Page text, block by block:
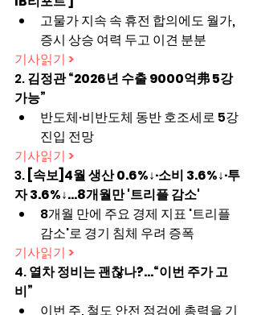
고물가 지속 속 휴전 합의에도 월가,
증시 상승 여력 두고 이견 분분
기사읽기 >
2. 김정관 “2026년 수출 9000억弗 5강
가능”
반도체·비반도체 동반 호조세로 5강
진입 전망
기사읽기 >
3. [속보]4월 생산 0.6%↓·소비 3.6%↓·투
자 3.6%↓…8개월만 '트리플 감소'
8개월 만에 주요 경제 지표 '트리플
감소'로 경기 침체 우려 증폭
기사읽기 >
4. 열차 정비는 괜찮나?…“이번 주가 고
비”
이번 주, 철도 안전 점검에 총력을 기